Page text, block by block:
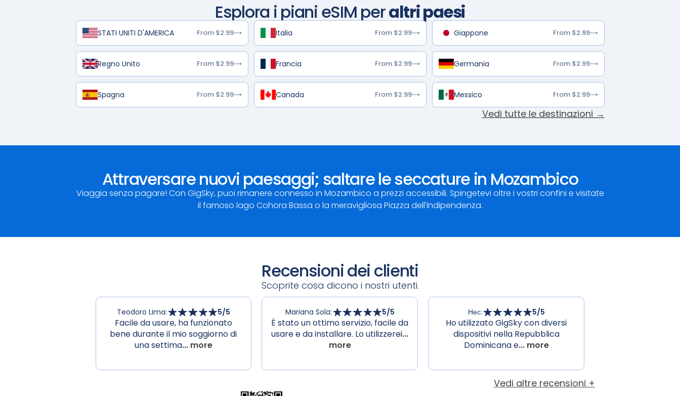
Esplora i piani eSIM peraltri paesi
STATI UNITI D'AMERICA From $2.99 Italia From $2.99 Giappone From $2.99
Regno Unito From $2.99 Francia From $2.99 Germania From $2.99
Spagna From $2.99 Canada From $2.99 Messico From $2.99
Vedi tutte le destinazioni →
Attraversare nuovi paesaggi; saltare le seccature in Mozambico
Viaggia senza pagare! Con GigSky, puoi rimanere connesso in Mozambico a prezzi accessibili. Spingetevi oltre i vostri confini e visitate
il famoso lago Cohora Bassa o la meravigliosa Piazza dell'Indipendenza.
Recensioni dei clienti
Scoprite cosa dicono i nostri utenti.
Teodoro Lima: 5/5
Facile da usare, ha funzionato
bene durante il mio soggiorno di
una settima... more
Mariana Sola: 5/5
È stato un ottimo servizio, facile da
usare e da installare. Lo utilizzerei...
more
Нес: 5/5
Ho utilizzato GigSky con diversi
dispositivi nella Repubblica
Dominicana e... more
Vedi altre recensioni +